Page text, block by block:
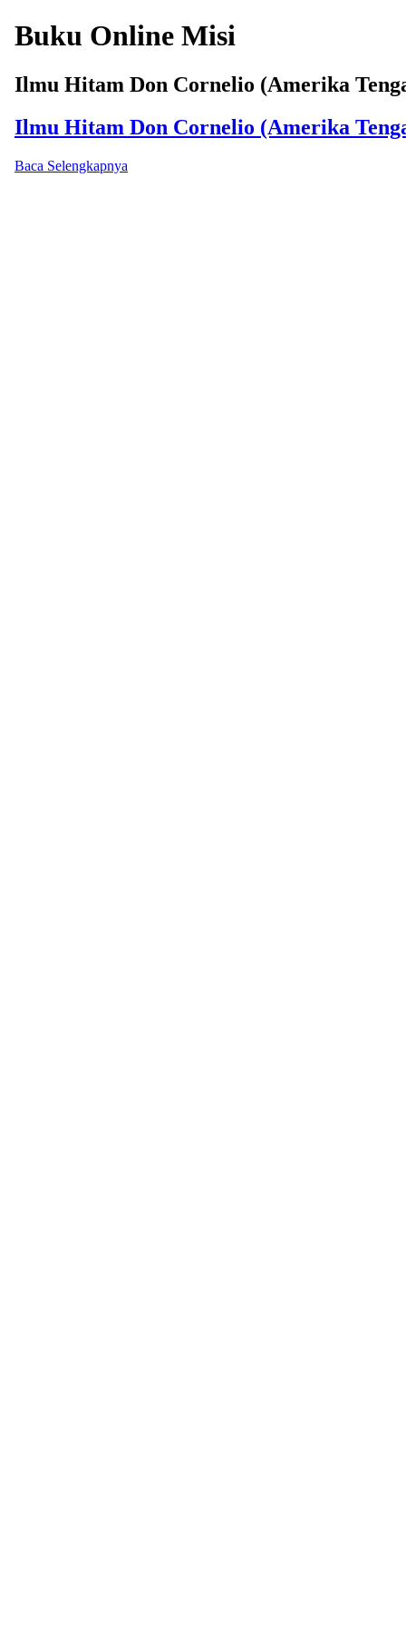
Buku Online Misi
Ilmu Hitam Don Cornelio (Amerika
Ilmu Hitam Don Cornelio (Amerika
Baca Selengkapnya